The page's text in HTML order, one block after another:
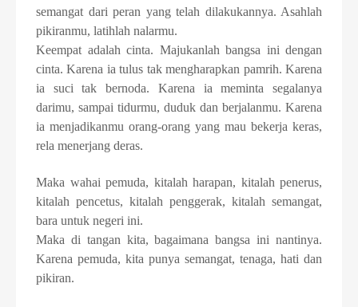
semangat dari peran yang telah dilakukannya. Asahlah
pikiranmu, latihlah nalarmu.
Keempat adalah cinta. Majukanlah bangsa ini dengan
cinta. Karena ia tulus tak mengharapkan pamrih. Karena
ia suci tak bernoda. Karena ia meminta segalanya
darimu, sampai tidurmu, duduk dan berjalanmu. Karena
ia menjadikanmu orang-orang yang mau bekerja keras,
rela menerjang deras.
Maka wahai pemuda, kitalah harapan, kitalah penerus,
kitalah pencetus, kitalah penggerak, kitalah semangat,
bara untuk negeri ini.
Maka di tangan kita, bagaimana bangsa ini nantinya.
Karena pemuda, kita punya semangat, tenaga, hati dan
pikiran.